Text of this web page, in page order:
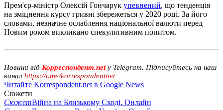
Прем'єр-міністр Олексій Гончарук упевнений, що тенденція
на зміцнення курсу гривні збережеться у 2020 році. За його
словами, незначне ослаблення національної валюти перед
Новим роком викликано спекулятивним попитом.
Новини від Корреспондент.netу Telegram. Підписуйтесь на наш
канал https://t.me/korrespondentnet
Читайте Korrespondent.net в Google News
Сюжети
СюжетВійна на Близькому Сході. Онлайн